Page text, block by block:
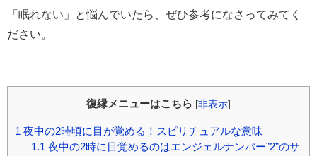
「眠れない」と悩んでいたら、ぜひ参考になさってみてく
ださい。
復縁メニューはこちら [非表示]
1 夜中の2時頃に目が覚める！スピリチュアルな意味
1.1 夜中の2時に目覚めるのはエンジェルナンバー”2”のサ